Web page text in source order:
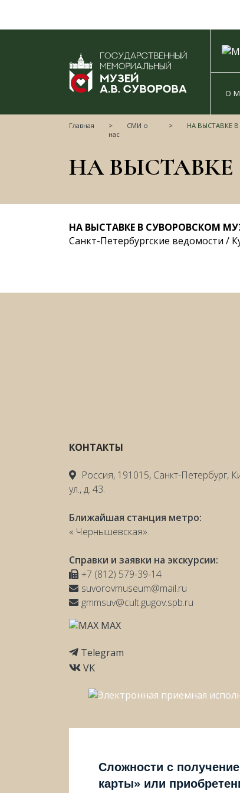
О
Главная
СМИ о
нас
НА ВЫСТАВКЕ В
НА ВЫСТАВКЕ В СУВОРОВСКОМ
Санкт-Петербургские ведомости /
КОНТАКТЫ
Россия, 191015, Санкт-Петербург,
ул., д. 43.
Ближайшая станция метро:
« Чернышевская».
Справки и заявки на экскурсии:
+7 (812) 579-39-14
suvorovmuseum@mail.ru
gmmsuv@cult.gugov.spb.ru
MAX
Telegram
VK
Сложности с
карты» или